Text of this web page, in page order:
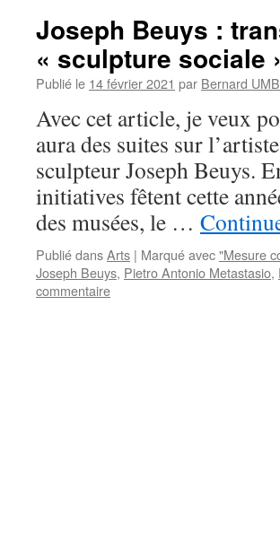
Joseph Beuys :
« sculpture sociale
Publié le 14 février 2021 par Bernard
Avec cet article, je veux
aura des suites sur
sculpteur Joseph Beuys.
initiatives fêtent cette
des musées, le …
Publié dansArts | Marqué avec"Mesure
Joseph Beuys, Pietro Antonio Metastasio,
commentaire